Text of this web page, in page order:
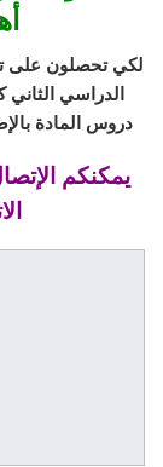
لكي تحصلون على
الدراسي الثاني
دروس المادة
يمكنكم